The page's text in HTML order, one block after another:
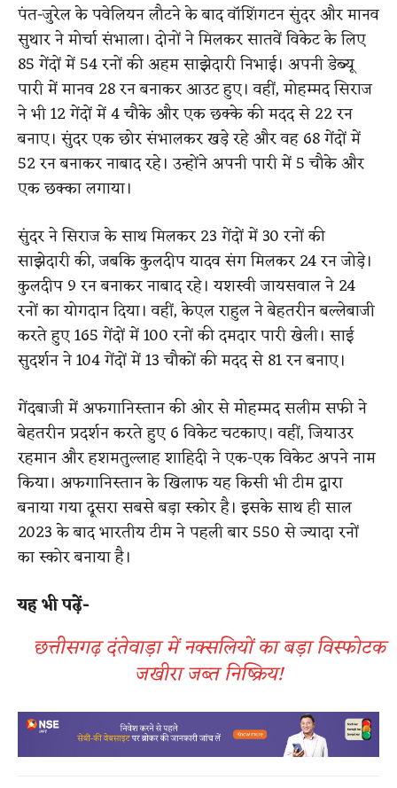
पंत-जुरेल के पवेलियन लौटने के बाद वॉशिंगटन सुंदर और मानव
सुथार ने मोर्चा संभाला। दोनों ने मिलकर सातवें विकेट के लिए
85 गेंदों में 54 रनों की अहम साझेदारी निभाई। अपनी डेब्यू
पारी में मानव 28 रन बनाकर आउट हुए। वहीं, मोहम्मद सिराज
ने भी 12 गेंदों में 4 चौके और एक छक्के की मदद से 22 रन
बनाए। सुंदर एक छोर संभालकर खड़े रहे और वह 68 गेंदों में
52 रन बनाकर नाबाद रहे। उन्होंने अपनी पारी में 5 चौके और
एक छक्का लगाया।
सुंदर ने सिराज के साथ मिलकर 23 गेंदों में 30 रनों की
साझेदारी की, जबकि कुलदीप यादव संग मिलकर 24 रन जोड़े।
कुलदीप 9 रन बनाकर नाबाद रहे। यशस्वी जायसवाल ने 24
रनों का योगदान दिया। वहीं, केएल राहुल ने बेहतरीन बल्लेबाजी
करते हुए 165 गेंदों में 100 रनों की दमदार पारी खेली। साई
सुदर्शन ने 104 गेंदों में 13 चौकों की मदद से 81 रन बनाए।
गेंदबाजी में अफगानिस्तान की ओर से मोहम्मद सलीम सफी ने
बेहतरीन प्रदर्शन करते हुए 6 विकेट चटकाए। वहीं, जियाउर
रहमान और हशमतुल्लाह शाहिदी ने एक-एक विकेट अपने नाम
किया। अफगानिस्तान के खिलाफ यह किसी भी टीम द्वारा
बनाया गया दूसरा सबसे बड़ा स्कोर है। इसके साथ ही साल
2023 के बाद भारतीय टीम ने पहली बार 550 से ज्यादा रनों
का स्कोर बनाया है।
यह भी पढ़ें-
छत्तीसगढ़ दंतेवाड़ा में नक्सलियों का बड़ा विस्फोटक
जखीरा जब्त निष्क्रिय!